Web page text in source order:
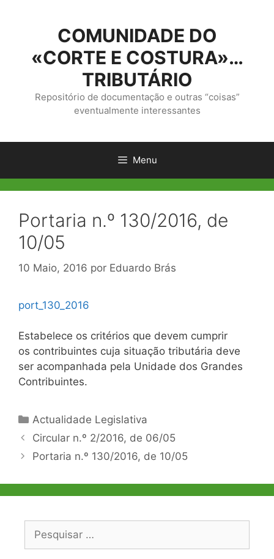
conteúdo
COMUNIDADE DO
«CORTE E COSTURA»…
TRIBUTÁRIO
Repositório de documentação e outras “coisas”
eventualmente interessantes
Menu
Portaria n.º 130/2016, de
10/05
10 Maio, 2016 por Eduardo Brás
port_130_2016
Estabelece os critérios que devem cumprir
os contribuintes cuja situação tributária deve
ser acompanhada pela Unidade dos Grandes
Contribuintes.
Categorias
Actualidade Legislativa
Navegação
de
Circular n.º 2/2016, de 06/05
Portaria n.º 130/2016, de 10/05
Pesquisar